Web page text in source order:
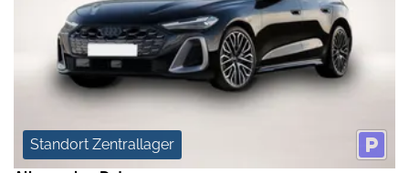
Standort Zentrallager